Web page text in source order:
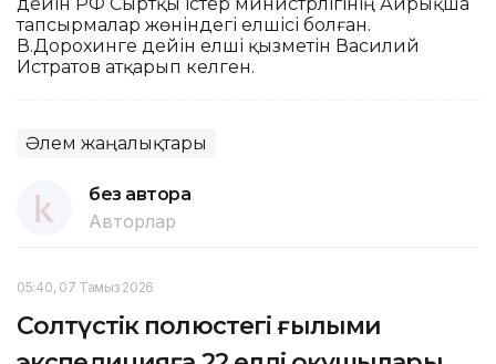
тапсырмалар жөніндегі елшісі болған.
В.Дорохинге дейін елші қызметін Василий
Истратов атқарып келген.
Әлем жаңалықтары
без автора
Авторлар
05:40, 07 Тамыз 2026
Солтүстік полюстегі ғылыми